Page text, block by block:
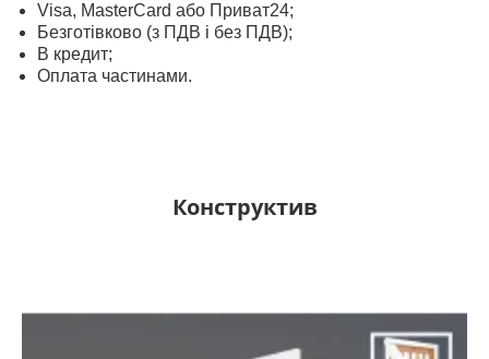
Visa, MasterСard або Приват24;
Безготівково (з ПДВ і без ПДВ);
В кредит;
Оплата частинами.
Конструктив